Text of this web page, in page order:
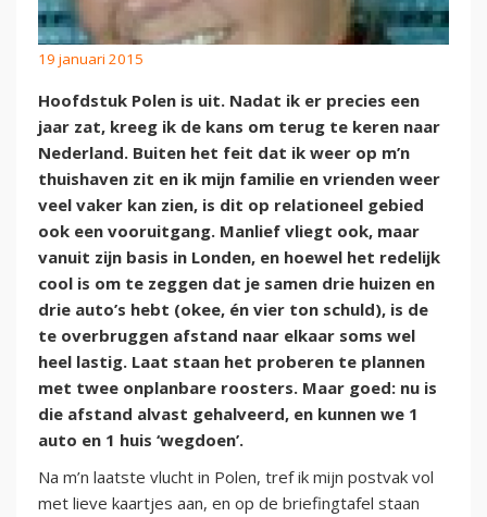
19 januari 2015
Hoofdstuk Polen is uit. Nadat ik er precies een
jaar zat, kreeg ik de kans om terug te keren naar
Nederland. Buiten het feit dat ik weer op m’n
thuishaven zit en ik mijn familie en vrienden weer
veel vaker kan zien, is dit op relationeel gebied
ook een vooruitgang. Manlief vliegt ook, maar
vanuit zijn basis in Londen, en hoewel het redelijk
cool is om te zeggen dat je samen drie huizen en
drie auto’s hebt (okee, én vier ton schuld), is de
te overbruggen afstand naar elkaar soms wel
heel lastig. Laat staan het proberen te plannen
met twee onplanbare roosters. Maar goed: nu is
die afstand alvast gehalveerd, en kunnen we 1
auto en 1 huis ‘wegdoen’.
Na m’n laatste vlucht in Polen, tref ik mijn postvak vol
met lieve kaartjes aan, en op de briefingtafel staan